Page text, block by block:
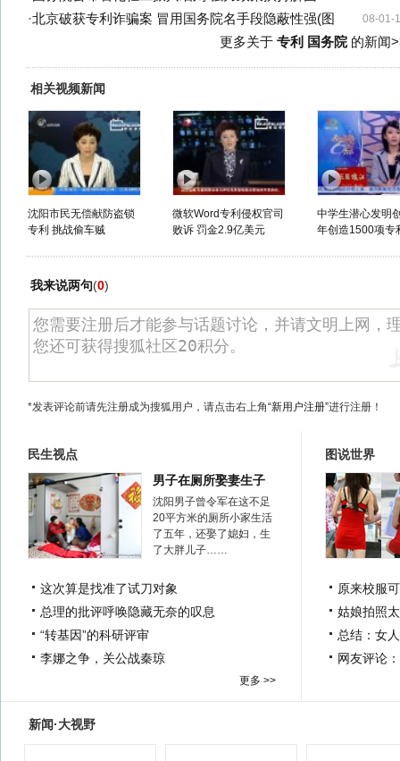
08-01-
·北京破获专利诈骗案 冒用国务院名手段隐蔽性强(图
更多关于 专利 国务院的新闻
相关视频新闻
沈阳市民无偿献防盗锁
专利 挑战偷车贼
微软Word专利侵权官司
败诉 罚金2.9亿美元
中学生潜心发明
年创造1500项专
我来说两句(0)
*发表评论前请先注册成为搜狐用户，请点击右上角“新用户注册”进行注册！
民生视点
男子在厕所娶妻生子
沈阳男子曾令军在这不足
20平方米的厕所小家生活
了五年，还娶了媳妇，生
了大胖儿子……
这次算是找准了试刀对象
总理的批评呼唤隐藏无奈的叹息
“转基因”的科研评审
李娜之争，关公战秦琼
更多 >>
图说世界
原来校服
姑娘拍照
总结：女
网友评论
新闻·大视野